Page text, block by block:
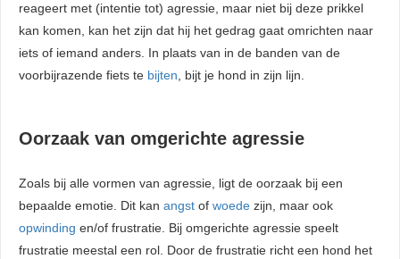
reageert met (intentie tot) agressie, maar niet bij deze prikkel
kan komen, kan het zijn dat hij het gedrag gaat omrichten naar
iets of iemand anders. In plaats van in de banden van de
voorbijrazende fiets te bijten , bijt je hond in zijn lijn.
Oorzaak van omgerichte agressie
Zoals bij alle vormen van agressie, ligt de oorzaak bij een
bepaalde emotie. Dit kan angst of woede zijn, maar ook
opwinding en/of frustratie. Bij omgerichte agressie speelt
frustratie meestal een rol. Door de frustratie richt een hond het